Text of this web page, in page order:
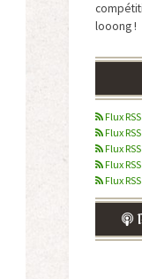
looong !
Flux
Flux
Flux
Flux
Flux